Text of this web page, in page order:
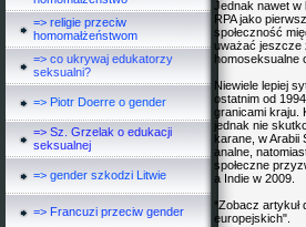
=> religie przeciw
homomałżeństwom
=> co ukrywaj edukatorzy
seksualni?
=> Piotr Doerre o gender
=> Sz. Grzelak o edukacji
seksualnej
=> gender szkodzi Litwie
=> Francuzi przeciw gender
Jednak nawet w
RPA jako
społeczność
uważać jeszcze
homoseksualne
Niewiele lepiej
ostatnim od
granicami kraju.
jednak nie
karane, w
analne,
społeczne
a Indie w 2009.
*Zobacz artykuł
europejskich".